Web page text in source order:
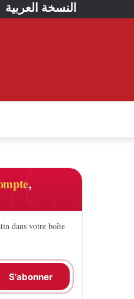
النسخة العربية
,
dans votre boîte
S'abonner